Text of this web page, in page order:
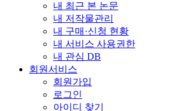
내 최근 본 논문
내 저작물관리
내 구매·신청 현황
내 서비스 사용권한
내 관심 DB
회원서비스
회원가입
로그인
아이디 찾기